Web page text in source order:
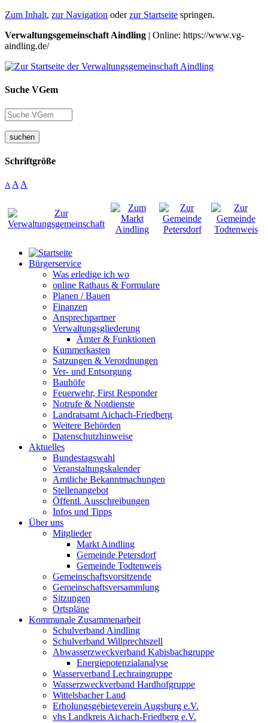
Zum Inhalt, zur Navigation oderzur Startseite springen.
Verwaltungsgemeinschaft Aindling | Online: https://www.vg-
aindling.de/
Suche VGem
suchen
Schriftgröße
A A A
Bürgerservice
Was erledige ich wo
online Rathaus & Formulare
Planen / Bauen
Finanzen
Ansprechpartner
Verwaltungsgliederung
Ämter & Funktionen
Kummerkasten
Satzungen & Verordnungen
Ver- und Entsorgung
Bauhöfe
Feuerwehr, First Responder
Notrufe & Notdienste
Landratsamt Aichach-Friedberg
Weitere Behörden
Datenschutzhinweise
Aktuelles
Bundestagswahl
Veranstaltungskalender
Amtliche Bekanntmachungen
Stellenangebot
Öffentl. Ausschreibungen
Infos und Tipps
Über uns
Mitglieder
Markt Aindling
Gemeinde Petersdorf
Gemeinde Todtenweis
Gemeinschaftsvorsitzende
Gemeinschaftsversammlung
Sitzungen
Ortspläne
Kommunale Zusammenarbeit
Schulverband Aindling
Schulverband Willprechtszell
Abwasserzweckverband Kabisbachgruppe
Energiepotenzialanalyse
Wasserverband Lechraingruppe
Wasserzweckverband Hardhofgruppe
Wittelsbacher Land
Erholungsgebieteverein Augsburg e.V.
vhs Landkreis Aichach-Friedberg e.V.